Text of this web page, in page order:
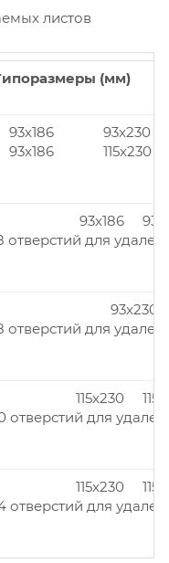
листов
(мм)
93x186
93x186
93x230
115x230
93x186
отверстий для
93x230
отверстий для
115x230
отверстий для
115x230
отверстий для